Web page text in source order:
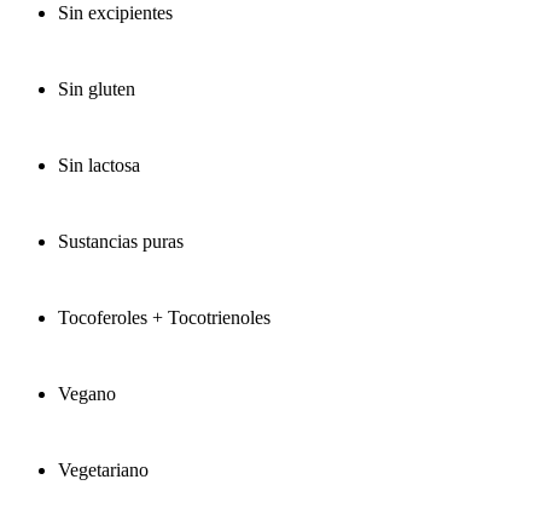
Sin excipientes
Sin gluten
Sin lactosa
Sustancias puras
Tocoferoles + Tocotrienoles
Vegano
Vegetariano